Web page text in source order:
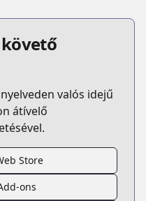
valós idejű
átívelő
Store
ons